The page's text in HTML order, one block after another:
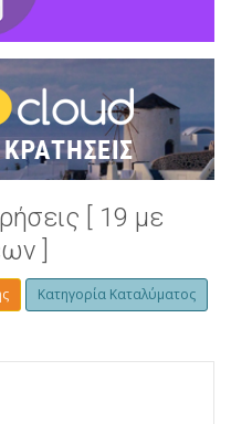
[ 19 με
]
Κατηγορία Καταλύματος